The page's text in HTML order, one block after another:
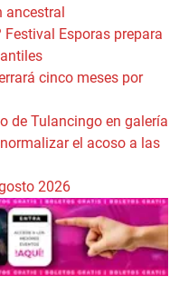
ancestral
Esporas prepara
cinco meses por
de Tulancingo en galería
el acoso a las
2026